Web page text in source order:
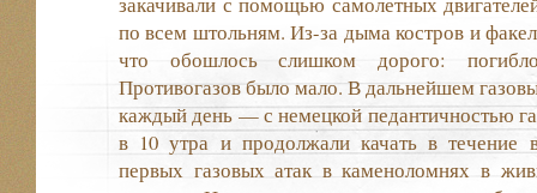
по всем штольням. Из-­за дыма костров и
что обошлось слишком дорого:
Противогазов было мало. В дальнейшем
каждый день — с немецкой педантичностью
в 10 утра и продолжали качать в течение
первых газовых атак в каменоломнях в